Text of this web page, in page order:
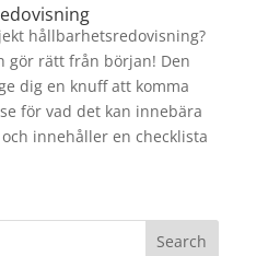
hållbarhetsredovisning?
gör rätt från början! Den
dig en knuff att komma
för vad det kan innebära
innehåller en checklista
Search